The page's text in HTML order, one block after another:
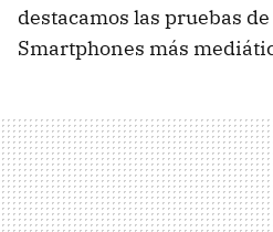
destacamos las pruebas
Smartphones más